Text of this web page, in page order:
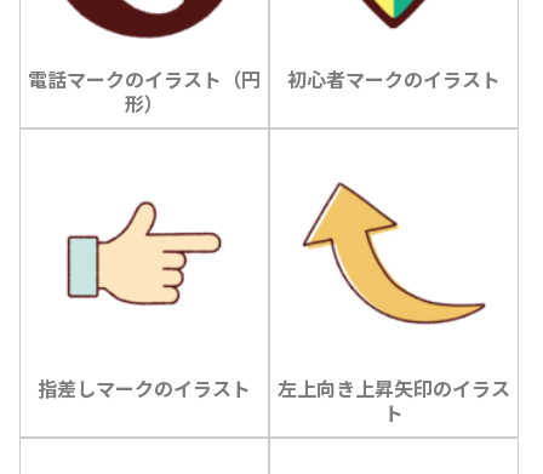
電話マークのイラスト（円
形）
初心者マークのイラスト
指差しマークのイラスト
左上向き上昇矢印のイラス
ト